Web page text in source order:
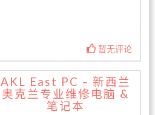
暂无评论
AKL East PC – 新西兰
奥克兰专业维修电脑 &
笔记本